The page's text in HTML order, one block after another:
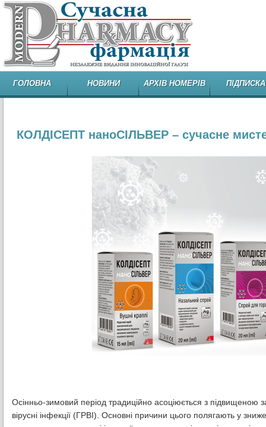
ГОЛОВНА НОВИНИ АРХІВ НОМЕРІВ ПІДПИСКА
КОЛДІСЕПТ наноСІЛЬВЕР – сучасне
Осінньо-зимовий період традиційно асоціюється з підвищеною
вірусні інфекції (ГРВІ). Основні причини цього полягають у